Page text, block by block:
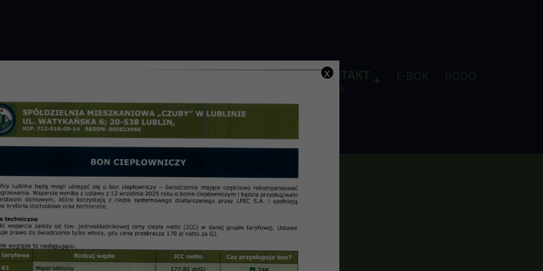
PRZETARGI OSIEDLA KONTAKT
telefony
12.02.2008 r.
x